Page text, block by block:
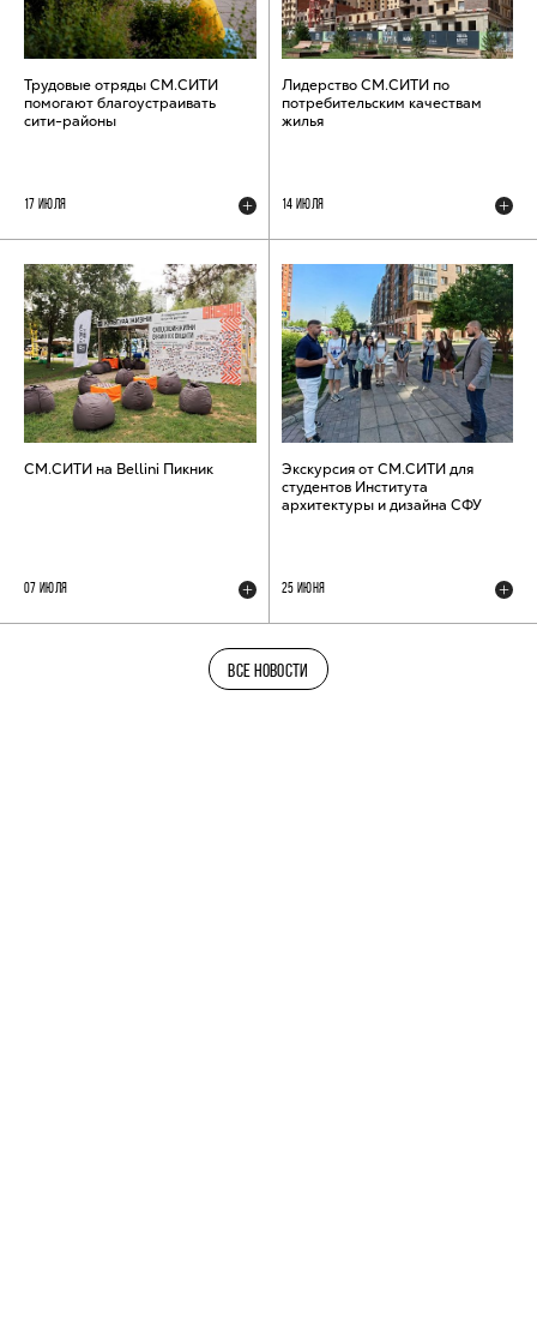
Трудовые отряды СМ.СИТИ
помогают благоустраивать
сити-районы
17 ИЮЛЯ
Лидерство СМ.СИТИ по
потребительским качествам
жилья
14 ИЮЛЯ
СМ.СИТИ на Bellini Пикник
07 ИЮЛЯ
Экскурсия от СМ.СИТИ для
студентов Института
архитектуры и дизайна СФУ
25 ИЮНЯ
ВСЕ НОВОСТИ